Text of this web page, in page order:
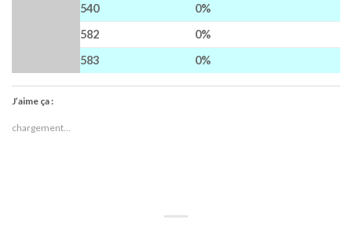
540
0%
582
0%
583
0%
J’aime ça :
chargement…